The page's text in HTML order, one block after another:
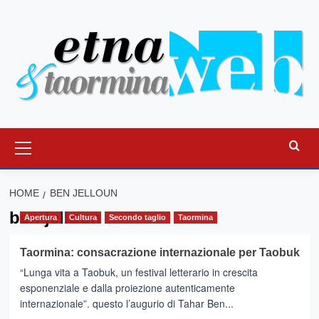
principale
HOME BEN JELLOUN
ben jelloun
Apertura Cultura Secondo taglio Taormina
Taormina: consacrazione internazionale per Taobuk
“Lunga vita a Taobuk, un festival letterario in crescita
esponenziale e dalla proiezione autenticamente
internazionale”. questo l’augurio di Tahar Ben...